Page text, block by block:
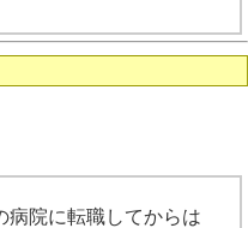
院に転職してからは